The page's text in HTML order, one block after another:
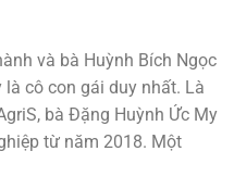
và bà Huỳnh Bích Ngọc
cô con gái duy nhất. Là
bà Đặng Huỳnh Ức My
từ năm 2018. Một